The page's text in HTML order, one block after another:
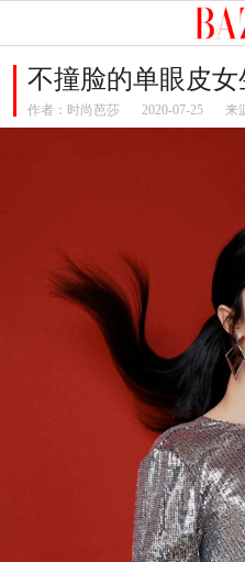
不撞脸的单眼皮
作者： 时尚芭莎 2020-07-25 来